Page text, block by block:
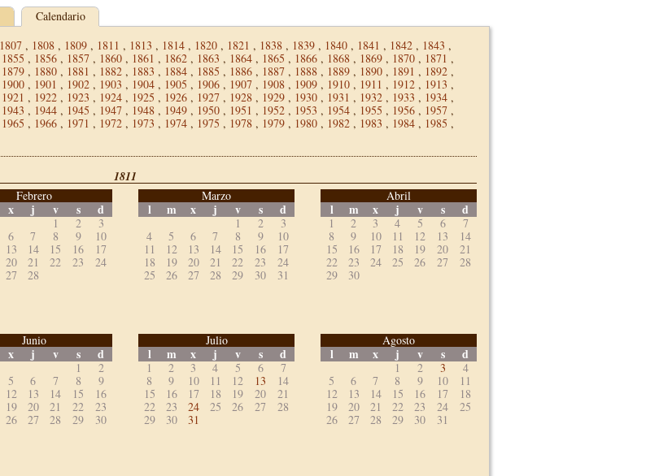
Calendario
1807 , 1808 , 1809 , 1811 , 1813 , 1814 , 1820 , 1821 , 1838 , 1839 , 1840 , 1841 , 1842 , 1843 ,
1855 , 1856 , 1857 , 1860 , 1861 , 1862 , 1863 , 1864 , 1865 , 1866 , 1868 , 1869 , 1870 , 1871 ,
1879 , 1880 , 1881 , 1882 , 1883 , 1884 , 1885 , 1886 , 1887 , 1888 , 1889 , 1890 , 1891 , 1892 ,
1900 , 1901 , 1902 , 1903 , 1904 , 1905 , 1906 , 1907 , 1908 , 1909 , 1910 , 1911 , 1912 , 1913 ,
1921 , 1922 , 1923 , 1924 , 1925 , 1926 , 1927 , 1928 , 1929 , 1930 , 1931 , 1932 , 1933 , 1934 ,
1943 , 1944 , 1945 , 1947 , 1948 , 1949 , 1950 , 1951 , 1952 , 1953 , 1954 , 1955 , 1956 , 1957 ,
1965 , 1966 , 1971 , 1972 , 1973 , 1974 , 1975 , 1978 , 1979 , 1980 , 1982 , 1983 , 1984 , 1985 ,
1811
Febrero
x j v s d
1 2
3
6 7 8 9
10
13 14 15 16
17
20 21 22 23
24
27 28
Marzo
l m x j v s d
1 2
3
4
5 6 7 8 9
10
11
12 13 14 15 16
17
18
19 20 21 22 23
24
25
26 27 28 29 30 31
Abril
l m x j v s d
1 2 3 4 5 6
7
8
9 10 11 12 13
14
15
16 17 18 19 20
21
22
23 24 25 26 27
28
29
30
Junio
x j v s d
1
2
5 6 7 8
9
12 13 14 15
16
19 20 21 22
23
26 27 28 29 30
Julio
l m x j v s d
1 2 3 4 5 6
7
8
9 10 11 12 13
14
15
16 17 18 19 20
21
22
23 24 25 26 27
28
29
30 31
Agosto
l m x j v s d
1 2 3
4
5
6 7 8 9 10
11
12
13 14 15 16 17
18
19
20 21 22 23 24
25
26
27 28 29 30 31